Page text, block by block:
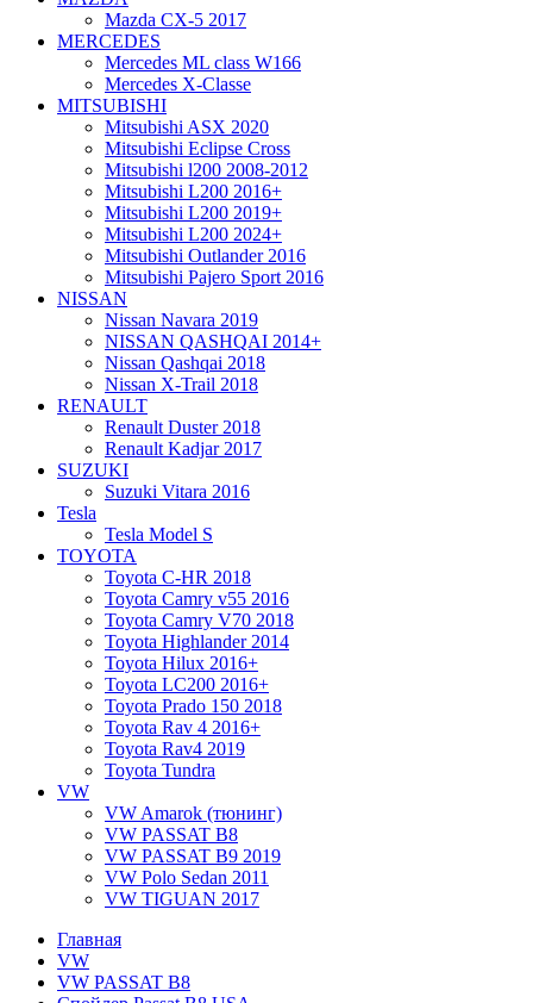
Mazda CX-5 2017
MERCEDES
Mercedes ML class W166
Mercedes X-Classe
MITSUBISHI
Mitsubishi ASX 2020
Mitsubishi Eclipse Cross
Mitsubishi l200 2008-2012
Mitsubishi L200 2016+
Mitsubishi L200 2019+
Mitsubishi L200 2024+
Mitsubishi Outlander 2016
Mitsubishi Pajero Sport 2016
NISSAN
Nissan Navara 2019
NISSAN QASHQAI 2014+
Nissan Qashqai 2018
Nissan X-Trail 2018
RENAULT
Renault Duster 2018
Renault Kadjar 2017
SUZUKI
Suzuki Vitara 2016
Tesla
Tesla Model S
TOYOTA
Toyota C-HR 2018
Toyota Camry v55 2016
Toyota Camry V70 2018
Toyota Highlander 2014
Toyota Hilux 2016+
Toyota LC200 2016+
Toyota Prado 150 2018
Toyota Rav 4 2016+
Toyota Rav4 2019
Toyota Tundra
VW
VW Amarok (тюнинг)
VW PASSAT B8
VW PASSAT B9 2019
VW Polo Sedan 2011
VW TIGUAN 2017
Главная
VW
VW PASSAT B8